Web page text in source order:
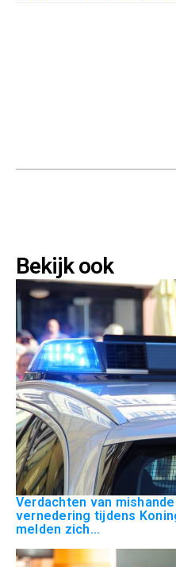
Bekijk ook
Verdachten van
vernedering tijdens
melden zich...